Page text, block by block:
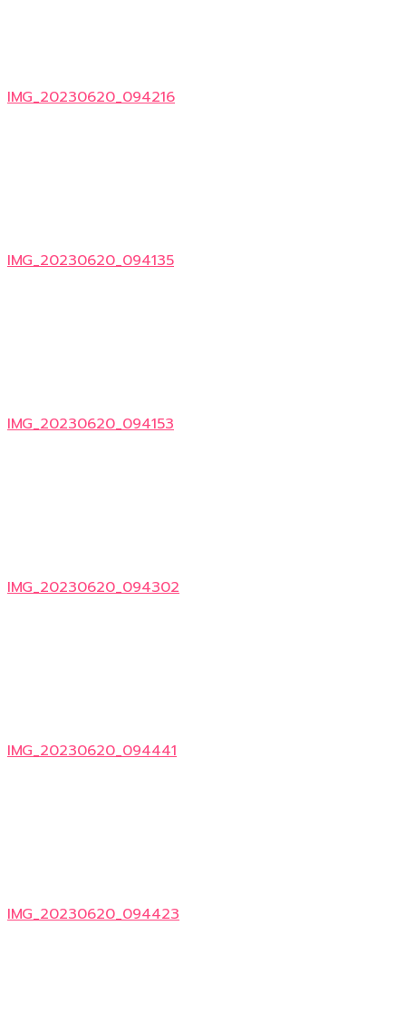
IMG_20230620_094216
IMG_20230620_094135
IMG_20230620_094153
IMG_20230620_094302
IMG_20230620_094441
IMG_20230620_094423